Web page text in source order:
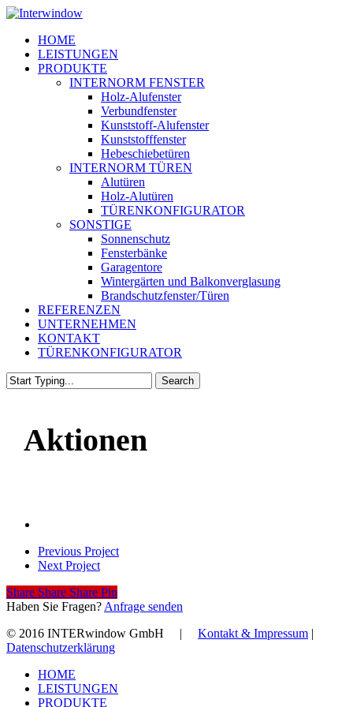
Skip
main
content
Menu
HOME
LEISTUNGEN
PRODUKTE
INTERNORM FENSTER
Holz-Alufenster
Verbundfenster
Kunststoff-Alufenster
Kunststofffenster
Hebeschiebetüren
INTERNORM TÜREN
Alutüren
Holz-Alutüren
TÜRENKONFIGURATOR
SONSTIGE
Sonnenschutz
Fensterbänke
Garagentore
Wintergärten und Balkonverglasung
Brandschutzfenster/Türen
REFERENZEN
UNTERNEHMEN
KONTAKT
TÜRENKONFIGURATOR
Search
Aktionen
Previous Project
Next Project
Share
Share Share Share Pin
Haben Sie Fragen? Anfrage senden
© 2016 INTERwindow GmbH | Kontakt & Impressum |
Datenschutzerklärung
Close
Menu
HOME
LEISTUNGEN
PRODUKTE